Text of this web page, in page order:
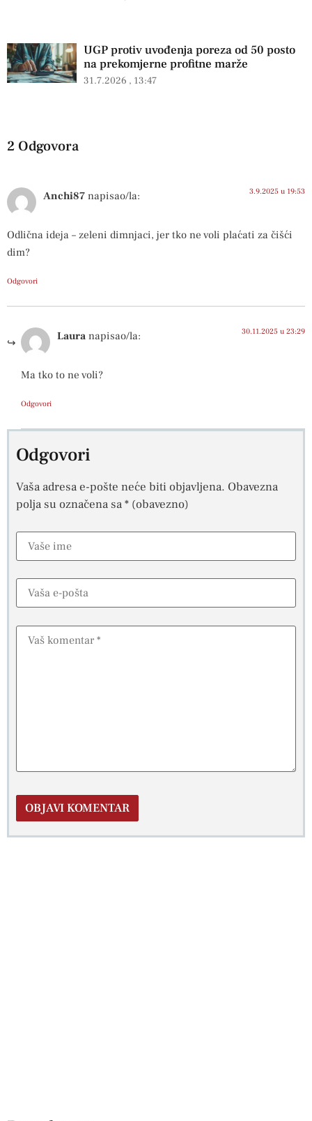
UGP protiv uvođenja poreza od 50 posto
na prekomjerne profitne marže
31.7.2026 13:47
2 Odgovora
Anchi87 napisao/la: 3.9.2025 u 19:53
Odlična ideja – zeleni dimnjaci, jer tko ne voli plaćati za čišći
dim?
Odgovori
Laura napisao/la: 30.11.2025 u 23:29
Ma tko to ne voli?
Odgovori
Odgovori
Vaša adresa e-pošte neće biti objavljena. Obavezna
polja su označena sa* (obavezno)